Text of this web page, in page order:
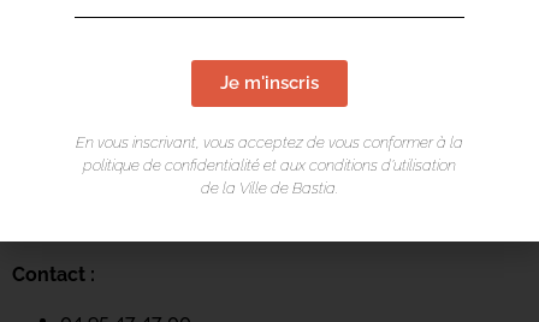
LIEU DE L'ÉVÉNEMENT
Mediateca Barberine Duriani
13 Rue Saint-Exupéry
Contact :
Je m'inscris
En vous inscrivant, vous acceptez de vous conformer à la
politique de confidentialité et aux conditions d’utilisation
de la Ville de Bastia.